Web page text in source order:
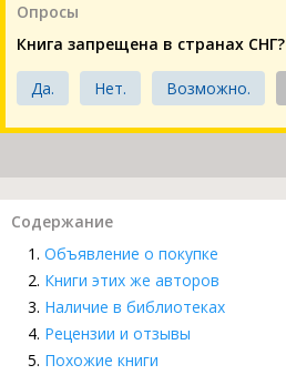
Опросы
Книга запрещена в странах СНГ?
Да. Нет. Возможно.
Содержание
Объявление о покупке
Книги этих же авторов
Наличие в библиотеках
Рецензии и отзывы
Похожие книги